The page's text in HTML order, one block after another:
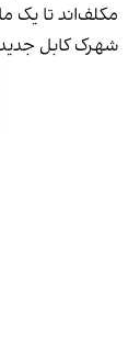
مکلف‌اند تا
شهرک کابل